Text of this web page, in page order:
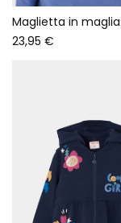
23,95 €